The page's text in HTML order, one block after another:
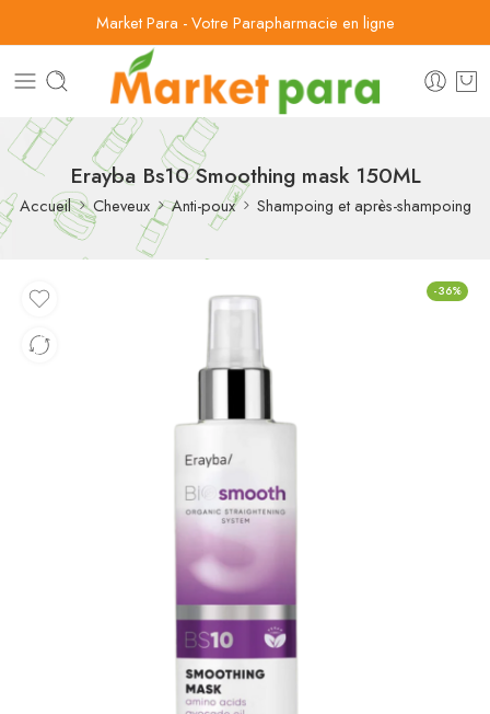
Market Para - Votre Parapharmacie en ligne
Erayba Bs10 Smoothing mask 150ML
Accueil Cheveux Anti-poux Shampoing et après-shampoing
-36%